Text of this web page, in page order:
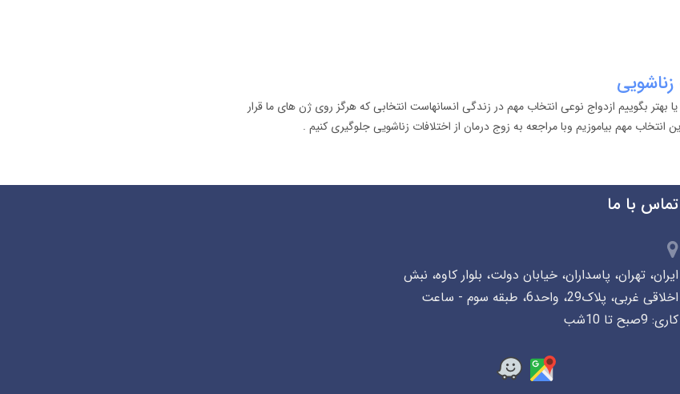
زناشویی
بهتر بگوییم ازدواج نوعی انتخاب مهم در زندگی انسانهاست انتخابی که هرگز روی ژن های ما قرار
انتخاب مهم بیاموزیم وبا مراجعه به زوج درمان از اختلافات زناشویی جلوگیری کنیم .
تماس با ما
ایران، تهران، پاسداران، خیابان دولت، بلوار کاوه، نبش
اخلاقی غربی، پلاک29، واحد6، طبقه سوم - ساعت
کاری: 9صبح تا 10شب